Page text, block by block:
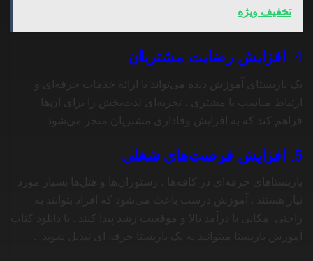
تخفیف ویژه
4. افزایش رضایت مشتریان
یک باریستای آموزش‌ دیده می‌تواند با ارائه خدمات حرفه‌ای و
ارتباط مناسب با مشتری ، تجربه‌ای لذت‌بخش را برای آن‌ها
فراهم کند که به افزایش وفاداری مشتریان منجر می‌شود .
5. افزایش فرصت‌های شغلی
باریستاهای حرفه‌ای در کافه‌ها ، رستوران‌ها و هتل‌ها بسیار مورد